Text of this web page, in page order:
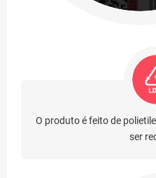
O produto é feito de
ser